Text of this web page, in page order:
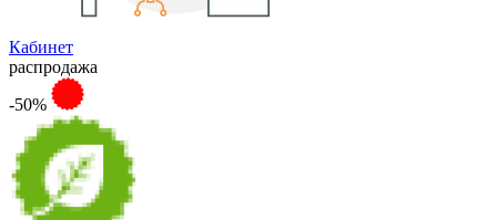
Кабинет
распродажа
-50%